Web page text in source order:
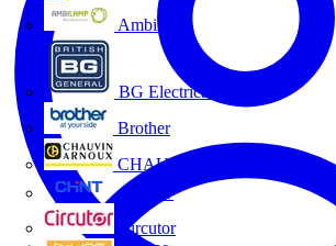
Ambilamp
BG Electrical
Brother
CHAUVIN ARNOUX
CHINT
Circutor